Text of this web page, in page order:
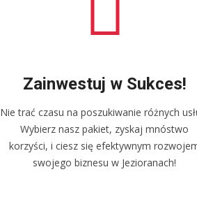
Zainwestuj w Sukces!
Nie trać czasu na poszukiwanie różnych
Wybierz nasz pakiet, zyskaj mnóstwo
korzyści, i ciesz się efektywnym
swojego biznesu w Jezioranach!